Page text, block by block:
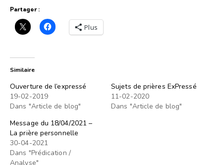
Partager :
Plus
Similaire
Ouverture de l’expressé
19-02-2019
Dans "Article de blog"
Sujets de prières ExPressé
11-02-2020
Dans "Article de blog"
Message du 18/04/2021 –
La prière personnelle
30-04-2021
Dans "Prédication /
Analyse"